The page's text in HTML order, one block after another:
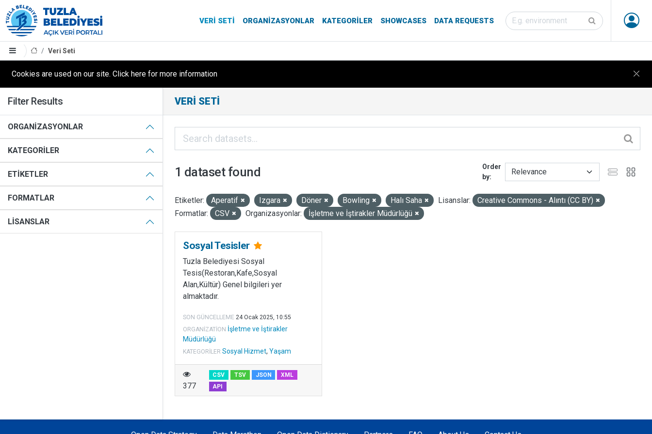
VERI SETI ORGANIZASYONLAR KATEGORILER SHOWCASES DATA REQUESTS
Veri Seti
Cookies are used on our site. Click here for more information
Filter Results
ORGANIZASYONLAR
KATEGORILER
ETIKETLER
FORMATLAR
LISANSLAR
VERI SETI
1 dataset found
Order
by
Etiketler: Aperatif Izgara Döner Bowling Halı Saha Lisanslar:
Creative Commons - Alıntı (CC BY)
Formatlar:
CSV Organizasyonlar: İşletme ve İştirakler Müdürlüğü
Sosyal Tesisler
Tuzla Belediyesi Sosyal
Tesis(Restoran,Kafe,Sosyal
Alan,Kültür) Genel bilgileri yer
almaktadır.
SON GÜNCELLEME 24 Ocak 2025, 10:55
ORGANIZATION İşletme ve İştirakler
Müdürlüğü
KATEGORILER Sosyal Hizmet, Yaşam
377
CSV TSV JSON
XML
API